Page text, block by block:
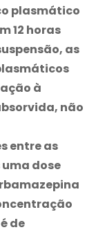
plasmático
12 horas
as
à
não
entre as
dose
de